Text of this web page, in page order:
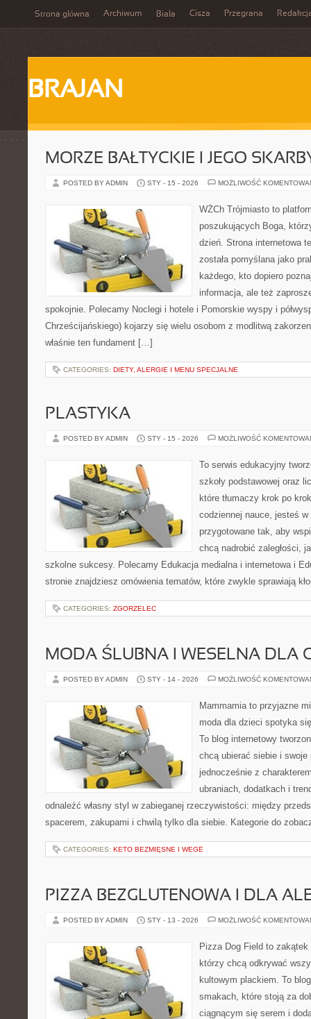
Strona główna Archiwum Biała Cisza Przegrana
BRAJAN
MORZE BAŁTYCKIE I JEGO
POSTED BY ADMIN STY - 15 - 2026 MOŻLIWOŚĆ
WŻCh Trójmiasto to
poszukujących Boga,
dzień. Strona internetowa
została pomyślana jako
każdego, kto dopiero
informacja, ale też
spokojnie. Polecamy Noclegi i hotele i Pomorskie wyspy i
Chrześcijańskiego) kojarzy się wielu osobom z modlitwą
właśnie ten fundament […]
CATEGORIES: DIETY, ALERGIE I MENU SPECJALNE
PLASTYKA
POSTED BY ADMIN STY - 15 - 2026 MOŻLIWOŚĆ
To serwis edukacyjny
szkoły podstawowej oraz
które tłumaczy krok po
codziennej nauce, jesteś
przygotowane tak, aby
chcą nadrobić zaległości,
szkolne sukcesy. Polecamy Edukacja medialna i internetowa i
stronie znajdziesz omówienia tematów, które zwykle sprawiają
CATEGORIES: ZGORZELEC
MODA ŚLUBNA I WESELNA DLA
POSTED BY ADMIN STY - 14 - 2026 MOŻLIWOŚĆ
Mammamia to przyjazne
moda dla dzieci spotyka
To blog internetowy
chcą ubierać siebie i
jednocześnie z
ubraniach, dodatkach i
odnaleźć własny styl w zabieganej rzeczywistości: między
spacerem, zakupami i chwilą tylko dla siebie. Kategorie do
CATEGORIES: KETO BEZMIĘSNE I WEGE
PIZZA BEZGLUTENOWA I DLA
POSTED BY ADMIN STY - 13 - 2026 MOŻLIWOŚĆ
Pizza Dog Field to
którzy chcą odkrywać
kultowym plackiem. To
smakach, które stoją za
ciągnącym się serem i